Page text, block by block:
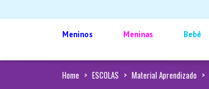
Meninos Meninas Bebê
Home > ESCOLAS > Material Aprendizado >